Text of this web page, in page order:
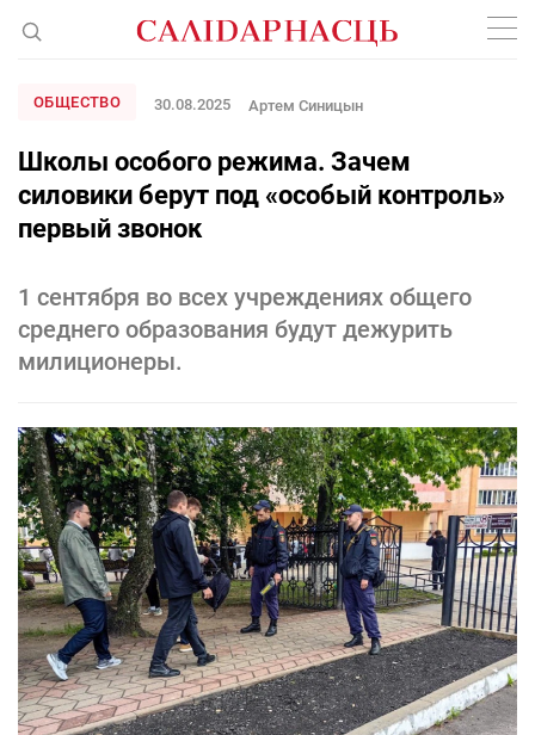
ОБЩЕСТВО 30.08.2025 Артем Синицын
Школы особого режима. Зачем
силовики берут под «особый контроль»
первый звонок
1 сентября во всех учреждениях общего
среднего образования будут дежурить
милиционеры.